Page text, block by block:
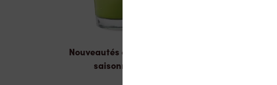
Nouveautés et produits
saisonniers